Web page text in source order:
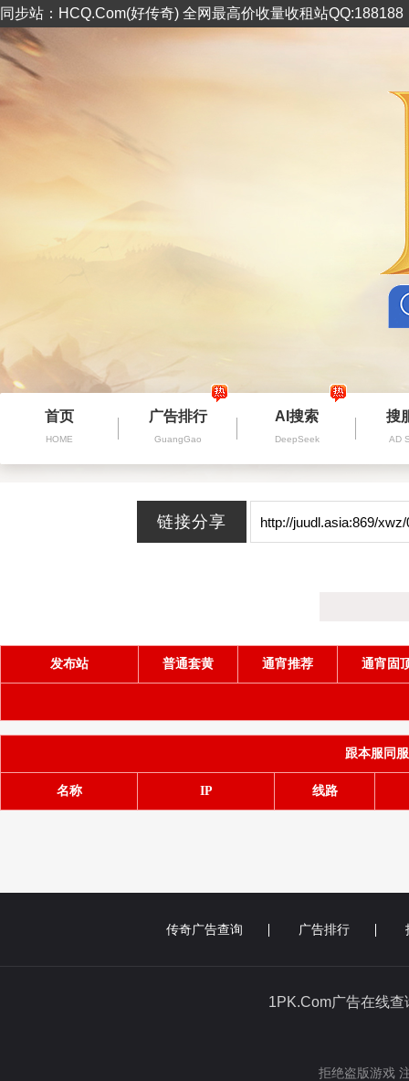
同步站：HCQ.Com(好传奇) 全网最高价收量收租站
首页
HOME
广告排行
GuangGao
AI搜索
DeepSeek
搜
AD
发布站 普通套黄 通宵推荐 通宵固
跟本服同
名称 IP 线路
传奇广告查询 广告排行
1PK.Com广告在
拒绝盗版游戏